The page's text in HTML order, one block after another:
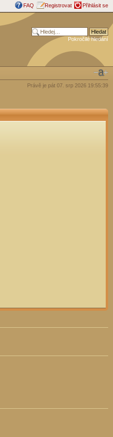
FAQ Registrovat Přihlásit se
Pokročilé hledání
Právě je pát 07. srp 2026 19:55:39